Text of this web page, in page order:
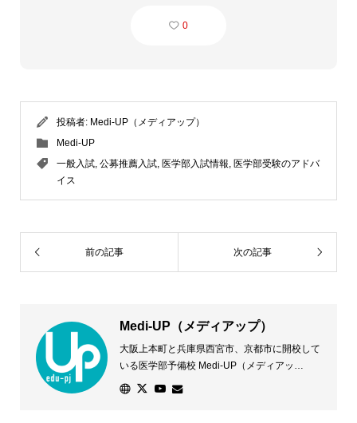
0
投稿者: Medi-UP（メディアップ）
Medi-UP
一般入試, 公募推薦入試, 医学部入試情報, 医学部受験のアドバ
イス
前の記事 次の記事
Medi-UP（メディアップ）
大阪上本町と兵庫県西宮市、京都市に開校して
いる医学部予備校 Medi-UP（メディアッ
プ）。医学部に合格したい！その声に応えるた